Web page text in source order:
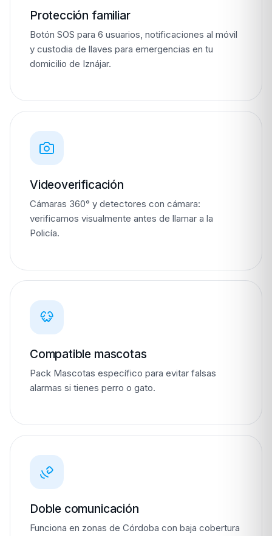
Protección familiar
Botón SOS para 6 usuarios, notificaciones al móvil
y custodia de llaves para emergencias en tu
domicilio de Iznájar.
Videoverificación
Cámaras 360° y detectores con cámara:
verificamos visualmente antes de llamar a la
Policía.
Compatible mascotas
Pack Mascotas específico para evitar falsas
alarmas si tienes perro o gato.
Doble comunicación
Funciona en zonas de Córdoba con baja cobertura